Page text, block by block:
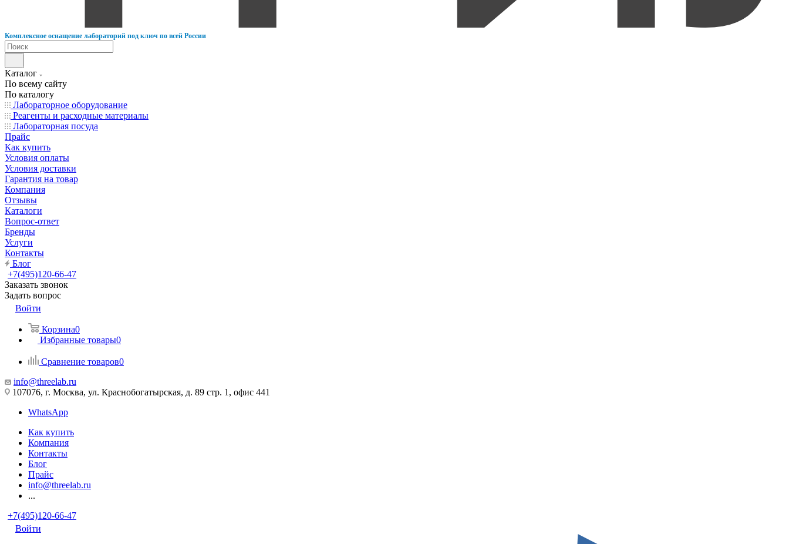
Комплексное оснащение лабораторий под ключ по всей России
Каталог
По всему сайту
По каталогу
Лабораторное оборудование
Реагенты и расходные материалы
Лабораторная посуда
Прайс
Как купить
Условия оплаты
Условия доставки
Гарантия на товар
Компания
Отзывы
Каталоги
Вопрос-ответ
Бренды
Услуги
Контакты
Блог
+7(495)120-66-47
Заказать звонок
Задать вопрос
Войти
Корзина0
Избранные товары0
Сравнение товаров0
info@threelab.ru
107076, г. Москва, ул. Краснобогатырская, д. 89 стр. 1, офис 441
WhatsApp
Как купить
Компания
Контакты
Блог
Прайс
info@threelab.ru
...
+7(495)120-66-47
Войти